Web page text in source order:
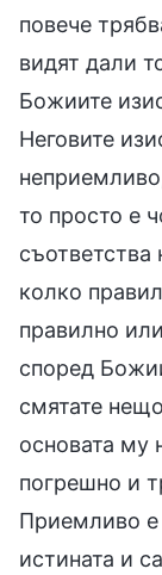
повече
видят дали
Божиите
Неговите
то просто е
съответства
колко
правилно
според
смятате
основата му
погрешно и
Приемливо е
истината и